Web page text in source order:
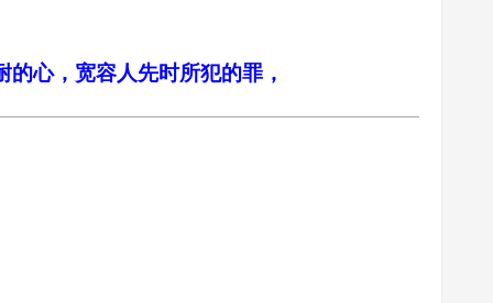
心，宽容人先时所犯的罪，